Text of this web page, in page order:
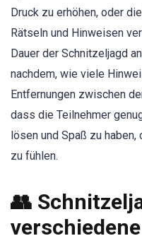
Druck zu erhöhen, oder
Rätseln und Hinweisen
Dauer der Schnitzeljagd
nachdem, wie viele
Entfernungen zwischen
dass die Teilnehmer
lösen und Spaß zu
zu fühlen.
👥